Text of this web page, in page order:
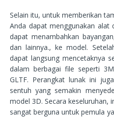
Selain itu, untuk memberikan
Anda dapat menggunakan alat
dapat menambahkan
dan lainnya., ke model.
dapat langsung mencetaknya
dalam berbagai file seperti
GLTF. Perangkat lunak ini
sentuh yang semakin
model 3D. Secara keseluruhan,
sangat berguna untuk pemula